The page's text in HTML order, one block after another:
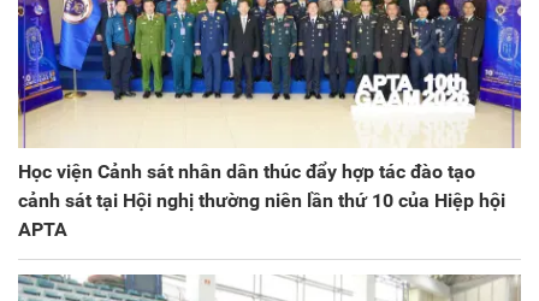
Học viện Cảnh sát nhân dân thúc đẩy hợp tác đào tạo
cảnh sát tại Hội nghị thường niên lần thứ 10 của Hiệp hội
APTA